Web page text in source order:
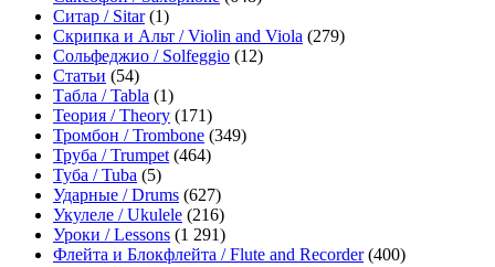
Ситар / Sitar(1)
Скрипка и Альт / Violin and Viola (279)
Сольфеджио / Solfeggio (12)
Статьи (54)
Табла / Tabla (1)
Теория / Theory (171)
Тромбон / Trombone (349)
Труба / Trumpet (464)
Туба / Tuba (5)
Ударные / Drums (627)
Укулеле / Ukulele (216)
Уроки / Lessons (1 291)
Флейта и Блокфлейта / Flute and Recorder(400)